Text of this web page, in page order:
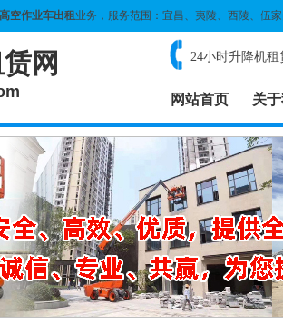
空作业车出租业务，服务范围：宜昌、夷陵、西陵、伍
网 24小时升降机租
网站首页 关